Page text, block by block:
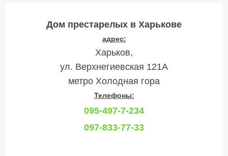
Дом престарелых в Харькове
адрес:
Харьков,
ул. Верхнегиевская 121А
метро Холодная гора
Телефоны:
095-497-7-234
097-833-77-33